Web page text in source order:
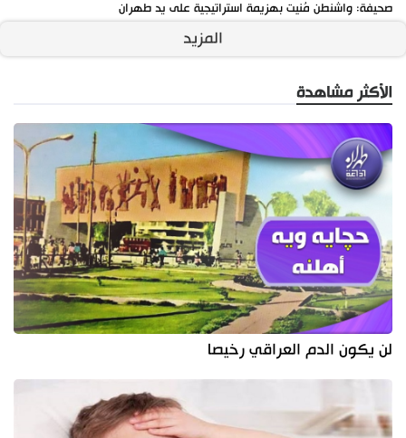
صحيفة: واشنطن مُنيت بهزيمة استراتيجية على يد طهران
المزيد
الأكثر مشاهدة
لن يكون الدم العراقي رخيصا